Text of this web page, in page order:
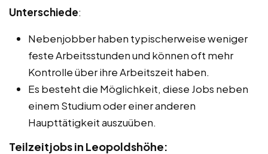
Unterschiede:
Nebenjobber haben typischerweise weniger
feste Arbeitsstunden und können oft mehr
Kontrolle über ihre Arbeitszeit haben.
Es besteht die Möglichkeit, diese Jobs neben
einem Studium oder einer anderen
Haupttätigkeit auszuüben.
Teilzeitjobs in Leopoldshöhe: